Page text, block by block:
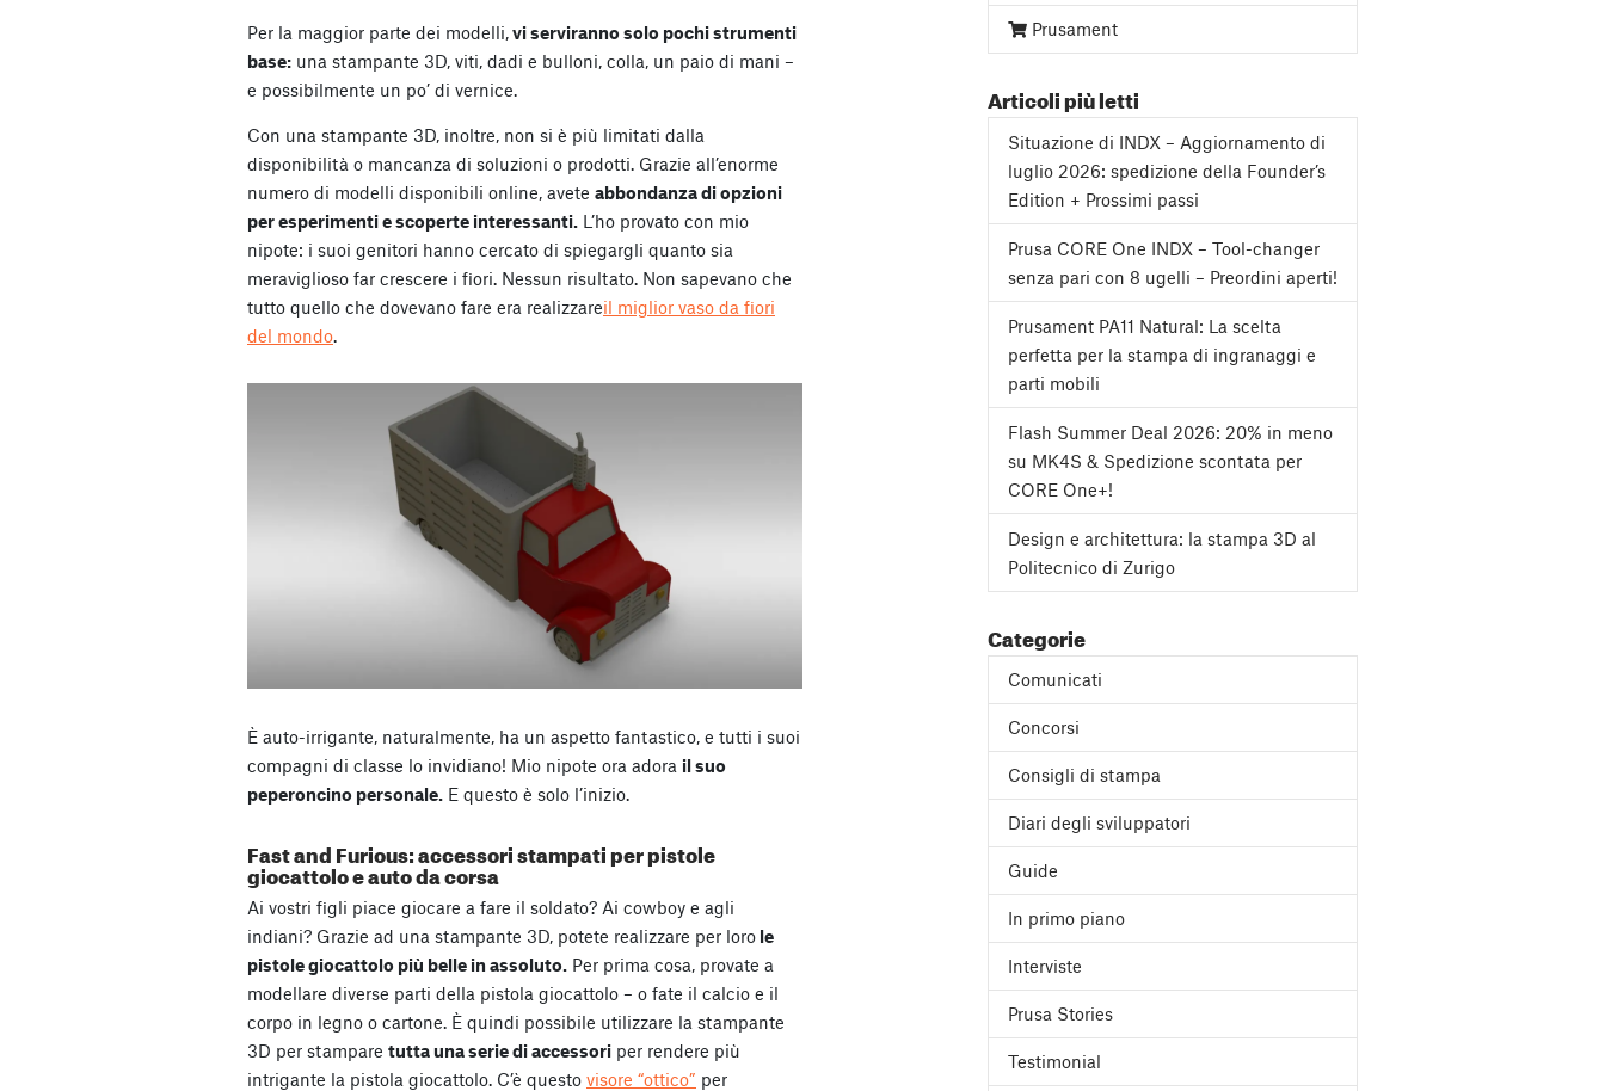
Per la maggior parte dei modelli,vi serviranno solo pochi strumenti
base: una stampante 3D, viti, dadi e bulloni, colla, un paio di mani –
e possibilmente un po’ di vernice.
Con una stampante 3D, inoltre, non si è più limitati dalla
disponibilità o mancanza di soluzioni o prodotti. Grazie all’enorme
numero di modelli disponibili online, avete abbondanza di opzioni
per esperimenti e scoperte interessanti. L’ho provato con mio
nipote: i suoi genitori hanno cercato di spiegargli quanto sia
meraviglioso far crescere i fiori. Nessun risultato. Non sapevano che
tutto quello che dovevano fare era realizzareil miglior vaso da fiori
del mondo.
È auto-irrigante, naturalmente, ha un aspetto fantastico, e tutti i suoi
compagni di classe lo invidiano! Mio nipote ora adora il suo
peperoncino personale. E questo è solo l’inizio.
Fast and Furious: accessori stampati per pistole
giocattolo e auto da corsa
Ai vostri figli piace giocare a fare il soldato? Ai cowboy e agli
indiani? Grazie ad una stampante 3D, potete realizzare per loro le
pistole giocattolo più belle in assoluto. Per prima cosa, provate a
modellare diverse parti della pistola giocattolo – o fate il calcio e il
corpo in legno o cartone. È quindi possibile utilizzare la stampante
3D per stampare tutta una serie di accessori per rendere più
intrigante la pistola giocattolo. C’è questo visore “ottico” per
Prusament
Articoli più letti
Situazione di INDX – Aggiornamento di
luglio 2026: spedizione della Founder’s
Edition + Prossimi passi
Prusa CORE One INDX – Tool-changer
senza pari con 8 ugelli – Preordini aperti!
Prusament PA11 Natural: La scelta
perfetta per la stampa di ingranaggi e
parti mobili
Flash Summer Deal 2026: 20% in meno
su MK4S & Spedizione scontata per
CORE One+!
Design e architettura: la stampa 3D al
Politecnico di Zurigo
Categorie
Comunicati
Concorsi
Consigli di stampa
Diari degli sviluppatori
Guide
In primo piano
Interviste
Prusa Stories
Testimonial